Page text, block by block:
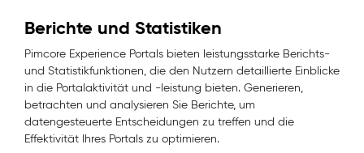
Berichte und Statistiken
Pimcore Experience Portals bieten leistungsstarke Berichts-
und Statistikfunktionen, die den Nutzern detaillierte Einblicke
in die Portalaktivität und -leistung bieten. Generieren,
betrachten und analysieren Sie Berichte, um
datengesteuerte Entscheidungen zu treffen und die
Effektivität Ihres Portals zu optimieren.